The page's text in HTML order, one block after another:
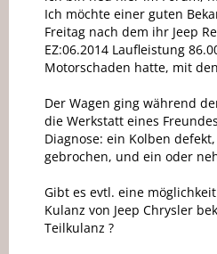
Ich möchte einer guten
Freitag nach dem ihr Jeep
EZ:06.2014 Laufleistung
Motorschaden hatte, mit
Der Wagen ging während
die Werkstatt eines
Diagnose: ein Kolben
gebrochen, und ein oder
Gibt es evtl. eine
Kulanz von Jeep Chrysler
Teilkulanz ?